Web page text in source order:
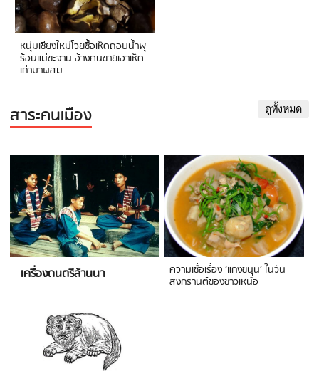
หนุ่มเชียงใหม่โวยซื้อเห็ดถอบน้ำพุ
ร้อนแม่ขะจาน อ้างคนขายเอาเห็ด
เก่ามาผสม
สาระคนเมือง ดูทั้งหมด
เครื่องดนตรีล้านนา ความเชื่อเรื่อง ‘แกงขนุน’ ในวัน
สงกรานต์ของชาวเหนือ